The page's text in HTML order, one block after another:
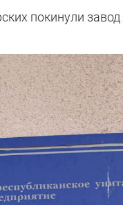
покинули завод